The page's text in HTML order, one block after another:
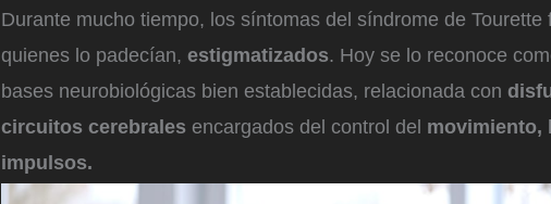
Durante mucho tiempo, los síntomas del síndrome de
quienes lo padecían, estigmatizados. Hoy se lo reconoce
bases neurobiológicas bien establecidas, relacionada con
circuitos cerebrales encargados del control del movimiento,
impulsos.